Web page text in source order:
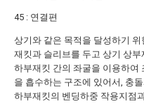
45 : 연결편
상기와 같은 목적을 달성하기
재킷과 슬리브를 두고 상기 상
하부재킷 간의 좌굴을 이용하여
을 흡수하는 구조에 있어서, 충
하부재킷의 벤딩하중 작용지점